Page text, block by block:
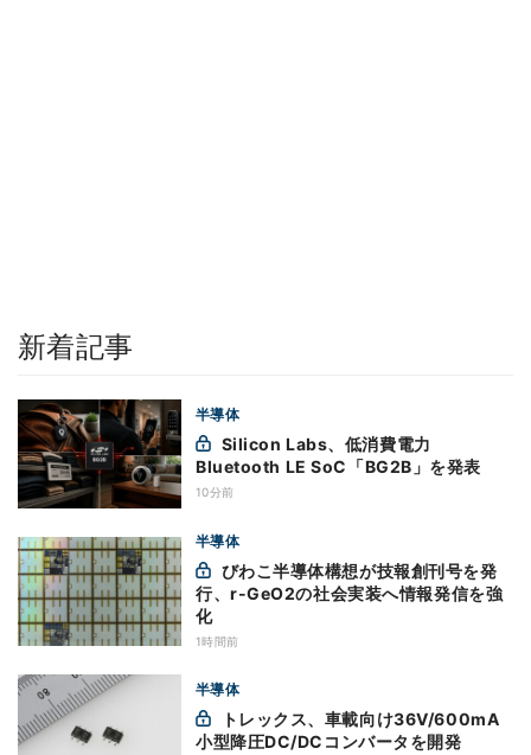
新着記事
半導体
Bluetooth LE SoC「BG2B」を発表
10分前
半導体
行、r-GeO2の社会実装へ情報発信を強
化
1時間前
半導体
小型降圧DC/DCコンバータを開発